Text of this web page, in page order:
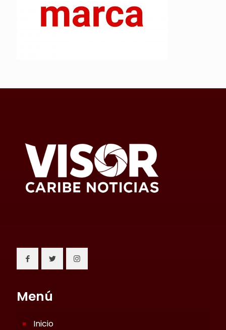
Menú
Inicio